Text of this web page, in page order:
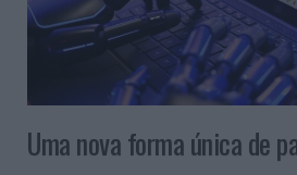
Uma nova forma única de